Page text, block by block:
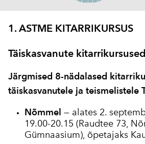
1. ASTME KITARRIKURSUS
Täiskasvanute
Järgmised 8-nädalased
täiskasvanutele ja teismelistele
Nõmmel — alates 2.
19.00-20.15 (Raudtee 73,
Gümnaasium), õpetajaks